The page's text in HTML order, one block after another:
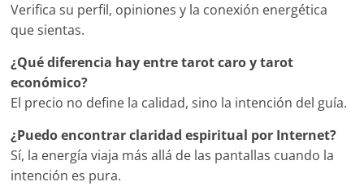
Verifica su perfil, opiniones y la conexión energética
que sientas.
¿Qué diferencia hay entre tarot caro y tarot
económico?
El precio no define la calidad, sino la intención del guía.
¿Puedo encontrar claridad espiritual por Internet?
Sí, la energía viaja más allá de las pantallas cuando la
intención es pura.